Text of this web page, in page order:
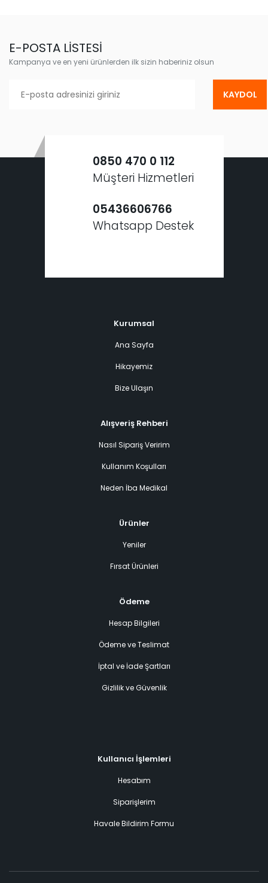
E-POSTA LİSTESİ
Kampanya ve en yeni ürünlerden ilk sizin haberiniz olsun
KAYDOL
0850 470 0 112
Müşteri Hizmetleri
05436606766
Whatsapp Destek
Kurumsal
Ana Sayfa
Hikayemiz
Bize Ulaşın
Alışveriş Rehberi
Nasıl Sipariş Veririm
Kullanım Koşulları
Neden İba Medikal
Ürünler
Yeniler
Fırsat Ürünleri
Ödeme
Hesap Bilgileri
Ödeme ve Teslimat
İptal ve İade Şartları
Gizlilik ve Güvenlik
Kullanıcı İşlemleri
Hesabım
Siparişlerim
Havale Bildirim Formu